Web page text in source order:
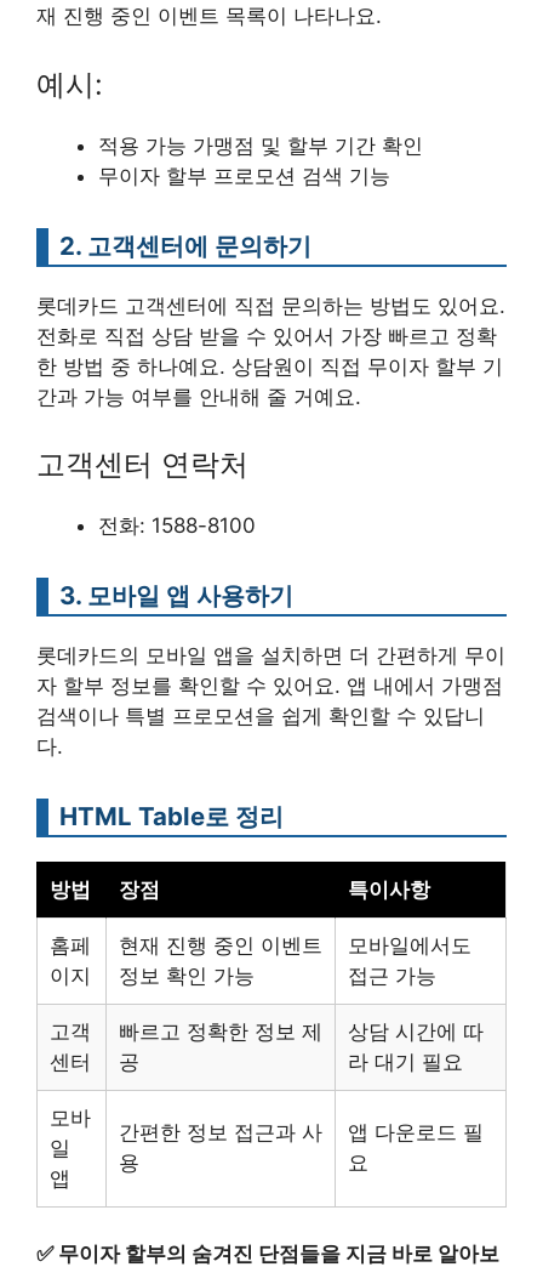
재 진행 중인 이벤트 목록이 나타나요.
예시:
적용 가능 가맹점 및 할부 기간 확인
무이자 할부 프로모션 검색 기능
2. 고객센터에 문의하기
롯데카드 고객센터에 직접 문의하는 방법도 있어요.
전화로 직접 상담 받을 수 있어서 가장 빠르고 정확
한 방법 중 하나예요. 상담원이 직접 무이자 할부 기
간과 가능 여부를 안내해 줄 거예요.
고객센터 연락처
전화: 1588-8100
3. 모바일 앱 사용하기
롯데카드의 모바일 앱을 설치하면 더 간편하게 무이
자 할부 정보를 확인할 수 있어요. 앱 내에서 가맹점
검색이나 특별 프로모션을 쉽게 확인할 수 있답니
다.
HTML Table로 정리
방법 장점 특이사항
홈페
이지
현재 진행 중인 이벤트
정보 확인 가능
모바일에서도
접근 가능
고객
센터
빠르고 정확한 정보 제
공
상담 시간에 따
라 대기 필요
모바
일
앱
간편한 정보 접근과 사
용
앱 다운로드 필
요
✅ 무이자 할부의 숨겨진 단점들을 지금 바로 알아보